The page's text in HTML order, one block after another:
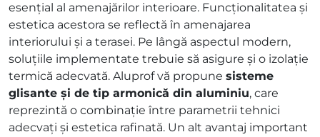
esențial al amenajărilor interioare. Funcționalitatea și
estetica acestora se reflectă în amenajarea
interiorului și a terasei. Pe lângă aspectul modern,
soluțiile implementate trebuie să asigure și o izolație
termică adecvată. Aluprof vă propune sisteme
glisante și de tip armonică din aluminiu, care
reprezintă o combinație între parametrii tehnici
adecvați și estetica rafinată. Un alt avantaj important